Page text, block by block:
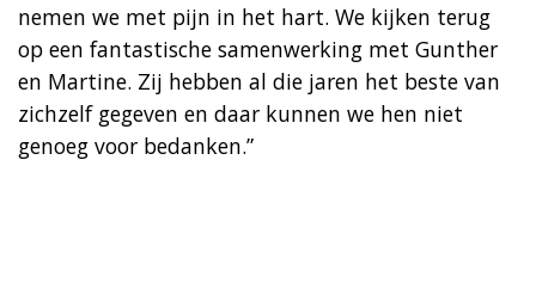
nemen we met pijn in het hart. We kijken terug
op een fantastische samenwerking met Gunther
en Martine. Zij hebben al die jaren het beste van
zichzelf gegeven en daar kunnen we hen niet
genoeg voor bedanken.”